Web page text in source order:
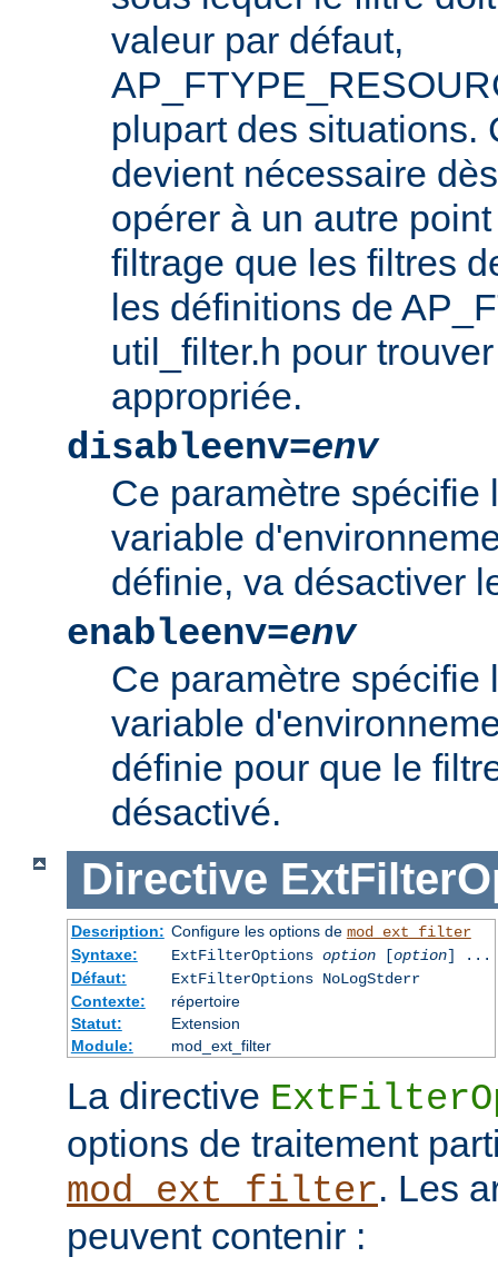
valeur par défaut,
plupart des situations.
devient nécessaire
opérer à un autre
filtrage que les filtres
les définitions de
util_filter.h pour
appropriée.
disableenv=env
Ce paramètre spécifie
variable
définie, va désactiver
enableenv=env
Ce paramètre spécifie
variable
définie pour que le
désactivé.
Directive
Description: Configure les options de mod_ext_filter
Syntaxe:
ExtFilterOptions option[option] ...
Défaut:
ExtFilterOptions NoLogStderr
Contexte:
répertoire
Statut:
Extension
Module:
mod_ext_filter
La directive
options de traitement
mod_ext_filter. Les
peuvent contenir :